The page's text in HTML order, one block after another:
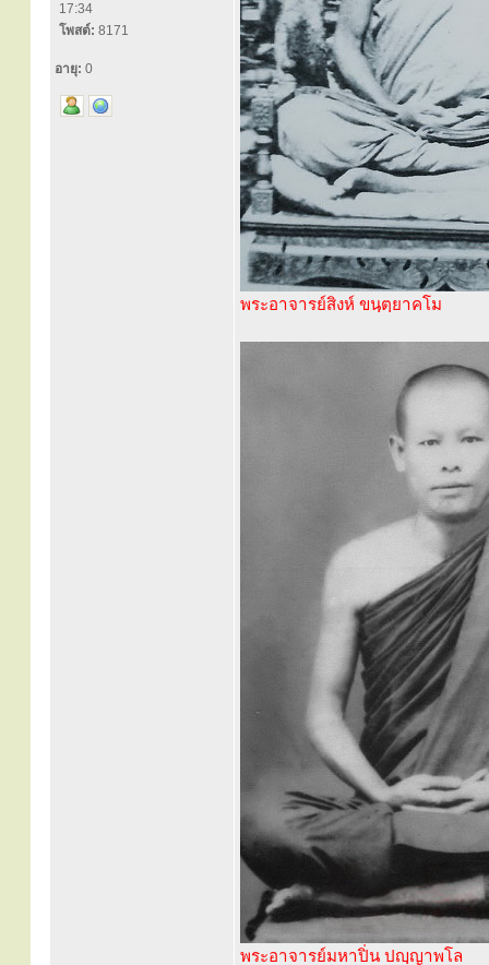
17:34
โพสต์: 8171
อายุ: 0
พระอาจารย์สิงห์ ขนฺตฺยาคโม
พระอาจารย์มหาปิ่น ปญฺญาพโล